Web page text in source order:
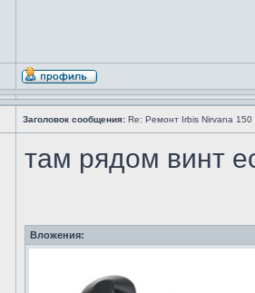
Заголовок сообщения: Re: Ремонт Irbis Nirvana 150
там рядом винт
Вложения: